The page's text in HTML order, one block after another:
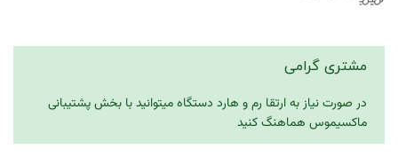
مشتری گرامی
در صورت نیاز به ارتقا رم و هارد دستگاه میتوانید با بخش پشتیبانی
ماکسیموس هماهنگ کنید